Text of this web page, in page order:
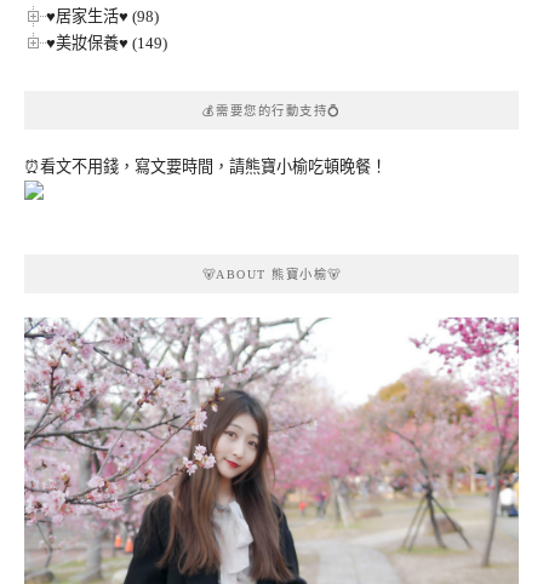
♥居家生活♥ (98)
♥美妝保養♥ (149)
💰需要您的行動支持💍
⏰看文不用錢，寫文要時間，請熊寶小榆吃頓晚餐！
🐻ABOUT 熊寶小榆🐻